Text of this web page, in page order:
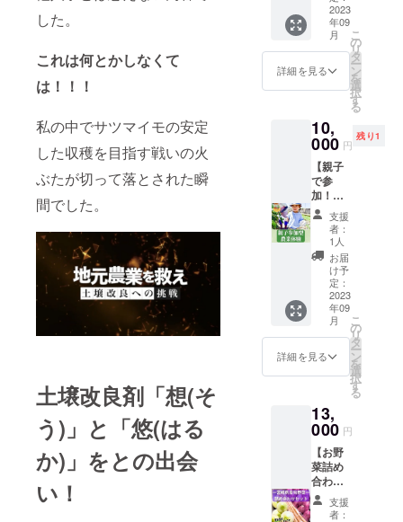
した。
これは何とかしなくて
は！！！
私の中でサツマイモの安定
した収穫を目指す戦いの火
ぶたが切って落とされた瞬
間でした。
土壌改良剤「想(そ
う)」と「悠(はる
か)」をとの出会
い！
が届き
ます！
食育の
重要性
が囁か
一緒
に”実際
に野菜
が育つ
様子”を
観察し
てみて
はいか
がで
しょう
か？プ
ロの農
家さん
のアド
バイス
も受け
ながら
ので、
初めて
の方で
も安心
して栽
培する
ことが
できま
配合し
た土で
育てた
美味し
いお野
菜詰め
合わせ3
セット
合計
2.5kg［
例サツ
マイモ
1kg,ゴ
ボウ
500g,玉
ねぎ
1kg］|
宮崎県
クール
便にて
お届け
※季節の
野菜を
詰め合
ます。※
画像は
イメー
ジで
す。 ※
食品表
示はお
届け商
2023
年09
月
詳細を見る
こ
の
リ
タ
ー
ン
を
選
択
す
る
10,
000 円
残り1
【親子
で参
加！農
業体
験】 宮
崎県串
間市で
実際に
農業体
験がで
きるリ
ターン
です！
食育の
重要性
が囁か
代で、
実際に
土に触
れ野菜
の収穫
をする
という
経験は
支援
者：
1人
お届
け予
定：
2023
年09
月
詳細を見る
こ
の
リ
タ
ー
ン
を
選
択
す
る
13,
000 円
【お野
菜詰め
合わせ3
種類
セッ支援
者：